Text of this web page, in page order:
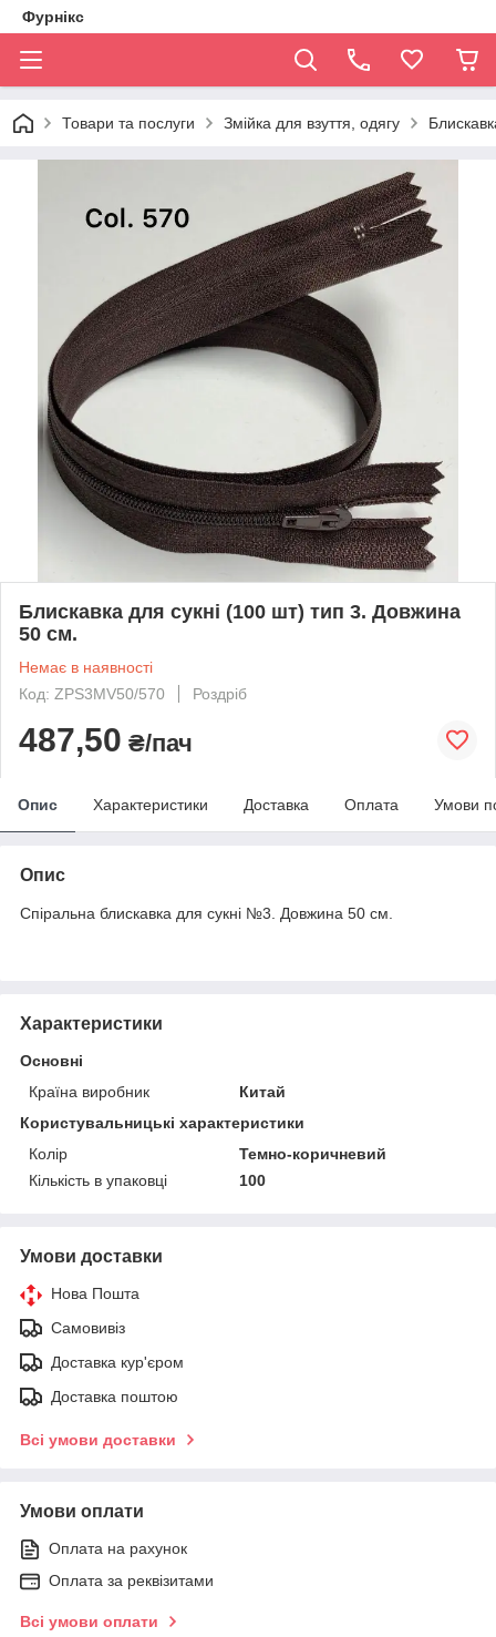
Фурнікс
Товари та послуги Змійка для взуття, одягу
Блискавка для сукні (100 шт) тип 3. Довжина
50 см.
Немає в наявності
Код: ZPS3MV50/570
Роздріб
487,50 ₴/пач
Опис Характеристики Доставка Оплата Умови
Опис
Спіральна блискавка для сукні №3. Довжина 50 см.
Характеристики
Основні
Країна виробник
Китай
Користувальницькі характеристики
Колір
Темно-коричневий
Кількість в упаковці
100
Умови доставки
Нова Пошта
Самовивіз
Доставка кур'єром
Доставка поштою
Всі умови доставки
Умови оплати
Оплата на рахунок
Оплата за реквізитами
Всі умови оплати